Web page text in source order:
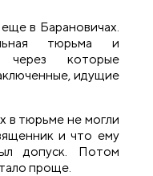
в Барановичах.
тюрьма и
через которые
идущие
в тюрьме не могли
и что ему
допуск. Потом
проще.